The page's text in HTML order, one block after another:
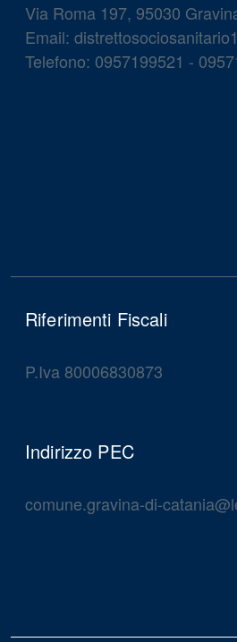
Via Roma 197, 95030
Email:
Telefono: 0957199521 -
Riferimenti Fiscali
P.Iva 80006830873
Indirizzo PEC
comune.gravina-di-